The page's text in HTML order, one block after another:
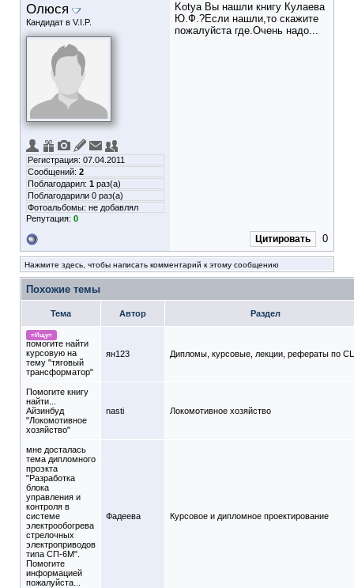
Олюся
Кандидат в V.I.P.
Регистрация: 07.04.2011
Сообщений: 2
Поблагодарил: 1 раз(а)
Поблагодарили 0 раз(а)
Фотоальбомы: не добавлял
Репутация: 0
Kotya Вы нашли книгу Кулаева
Ю.Ф.?Если нашли,то скажите
пожалуйста где.Очень надо...
Цитировать 0
Нажмите здесь, чтобы написать комментарий к этому сообщению
Похожие темы
Тема Автор Раздел
=Ищу=
помогите найти
курсовую на
тему "тяговый
трансформатор"
ян123 Дипломы, курсовые, лекции, рефераты по
Помогите книгу
найти...
Айзинбуд
"Локомотивное
хозяйство"
nasti Локомотивное хозяйство
мне досталась
тема дипломного
проэкта
"Разработка
блока
управления и
контроля в
системе
электрообогрева
стрелочных
электроприводов
типа СП-6М".
Помогите
информацией
пожалуйста...
Фадеева Курсовое и дипломное проектирование